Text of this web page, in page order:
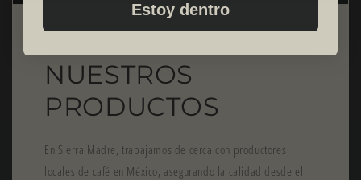
NUESTROS
PRODUCTOS
En Sierra Madre, trabajamos de cerca con productores
locales de café en México, asegurando la calidad desde el
Estoy dentro